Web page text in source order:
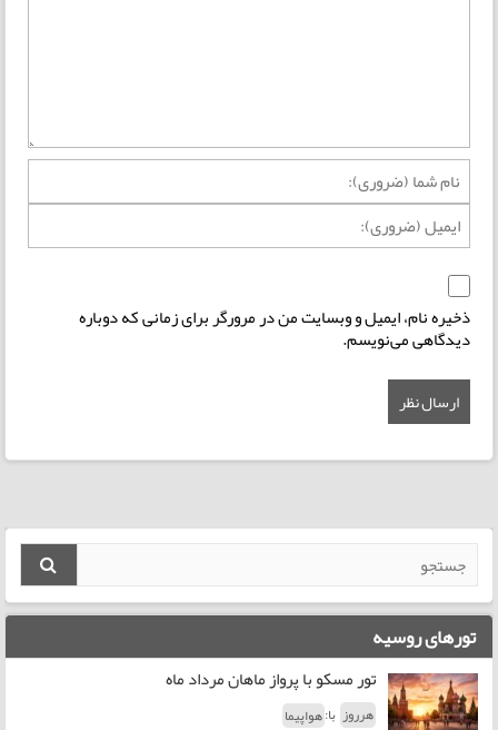
ذخیره نام، ایمیل و وبسایت من در مرورگر برای زمانی که دوباره
دیدگاهی می‌نویسم.
تورهای روسیه
تور مسکو با پرواز ماهان مرداد ماه
هرروز با:هواپیما